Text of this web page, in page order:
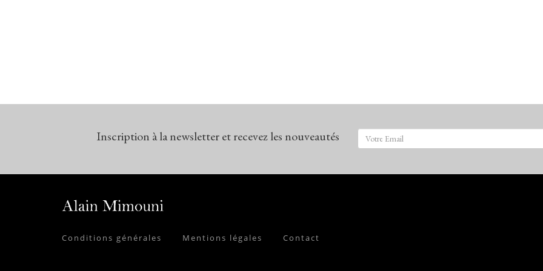
Inscription à la newsletter et recevez les nouveautés
Conditions générales Mentions légales Contact